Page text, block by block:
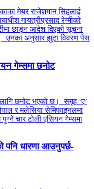
मेयर राजेशमान सिंहलाई
गायत्रीप्रसाद रेग्मीको
छाड्न आदेश दिएको सूचना
उनका अनुसार झुटा विवरण पेस
गेम्समा छनोट
छनोट भएको छ। समूह ‘ए’
र मलेसिया सेमिफाइनलमा
चार टोली एसियन गेम्समा
पनि धारणा आउनुपर्छ-